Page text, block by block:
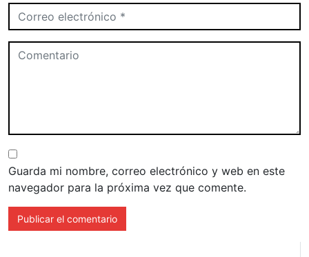
Guarda mi nombre, correo electrónico y web en este
navegador para la próxima vez que comente.